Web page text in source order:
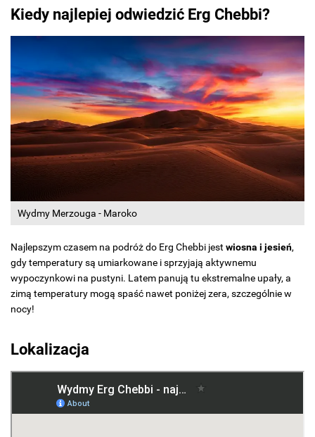
Kiedy najlepiej odwiedzić Erg Chebbi?
Wydmy Merzouga - Maroko
Najlepszym czasem na podróż do Erg Chebbi jest wiosna i jesień,
gdy temperatury są umiarkowane i sprzyjają aktywnemu
wypoczynkowi na pustyni. Latem panują tu ekstremalne upały, a
zimą temperatury mogą spaść nawet poniżej zera, szczególnie w
nocy!
Lokalizacja